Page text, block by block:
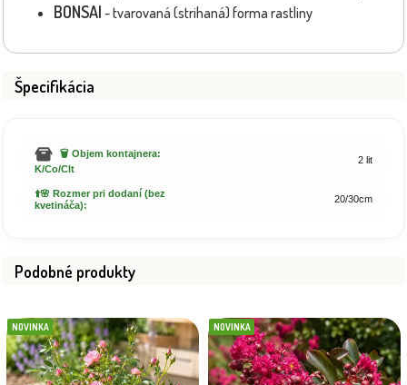
BONSAI - tvarovaná (strihaná) forma rastliny
Špecifikácia
🗑️ Objem kontajnera:
K/Co/Clt
2 lit
⬆️🌸 Rozmer pri dodaní (bez
kvetináča):
20/30cm
Podobné produkty
NOVINKA NOVINKA